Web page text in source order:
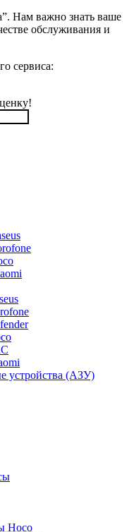
Нам важно знать ваше
обслуживания и
сервиса:
устройства (АЗУ)
Hoco